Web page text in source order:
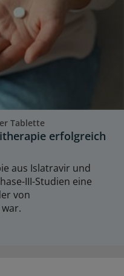
Tablette
erfolgreich
aus Islatravir und
III-Studien eine
von